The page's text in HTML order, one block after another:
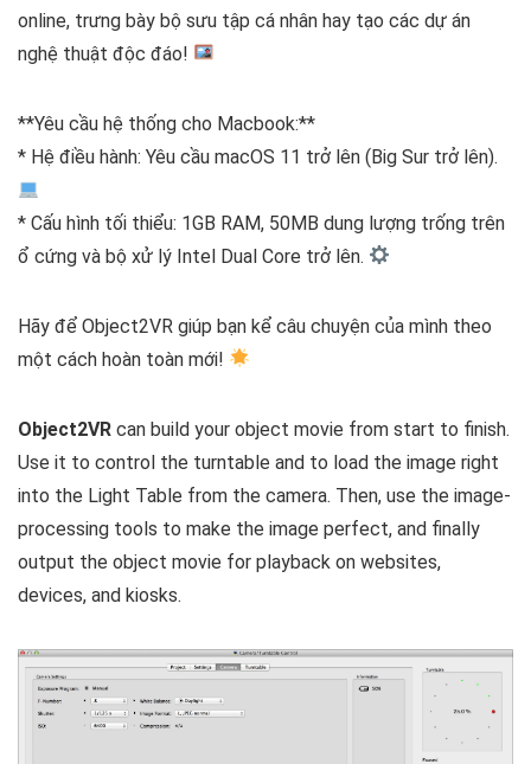
online, trưng bày bộ sưu tập cá nhân hay tạo các dự án
nghệ thuật độc đáo!
**Yêu cầu hệ thống cho Macbook:**
* Hệ điều hành: Yêu cầu macOS 11 trở lên (Big Sur trở lên).
* Cấu hình tối thiểu: 1GB RAM, 50MB dung lượng trống trên
ổ cứng và bộ xử lý Intel Dual Core trở lên.
Hãy để Object2VR giúp bạn kể câu chuyện của mình theo
một cách hoàn toàn mới!
Object2VR can build your object movie from start to finish.
Use it to control the turntable and to load the image right
into the Light Table from the camera. Then, use the image-
processing tools to make the image perfect, and finally
output the object movie for playback on websites,
devices, and kiosks.